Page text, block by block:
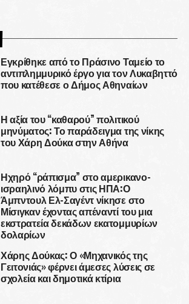
Εγκρίθηκε από το Πράσινο Ταμείο το
αντιπλημμυρικό έργο για τον Λυκαβηττό
που κατέθεσε ο Δήμος Αθηναίων
Η αξία του “καθαρού” πολιτικού
μηνύματος: Το παράδειγμα της νίκης
του Χάρη Δούκα στην Αθήνα
Ηχηρό “ράπισμα” στο αμερικανο-
ισραηλινό λόμπυ στις ΗΠΑ:Ο
Άμπντουλ Ελ-Σαγέντ νίκησε στο
Μίσιγκαν έχοντας απέναντί του μια
εκστρατεία δεκάδων εκατομμυρίων
δολαρίων
Χάρης Δούκας: Ο «Μηχανικός της
Γειτονιάς» φέρνει άμεσες λύσεις σε
σχολεία και δημοτικά κτίρια